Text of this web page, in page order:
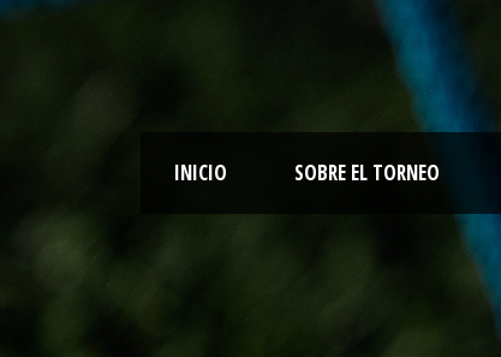
INICIO SOBRE EL TORNEO